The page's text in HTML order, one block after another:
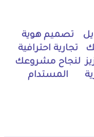
تصميم هوية
تجارية احترافية
لنجاح مشروعك
المستدام